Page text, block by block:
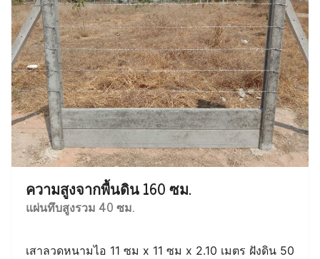
ความสูงจากพื้นดิน 160 ซม.
แผ่นทึบสูงรวม 40 ซม.
เสาลวดหนามไอ 11 ซม x 11 ซม x 2.10 เมตร ฝังดิน 50